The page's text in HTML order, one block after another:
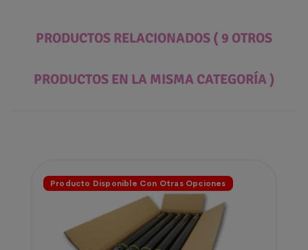
PRODUCTOS RELACIONADOS ( 9 OTROS
PRODUCTOS EN LA MISMA CATEGORÍA )
Producto Disponible Con Otras Opciones